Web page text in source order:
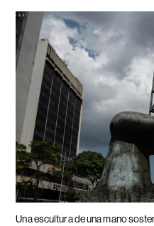
Una escultura de una mano